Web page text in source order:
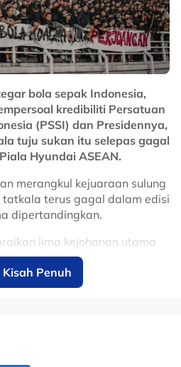
& Hizami
#WhatsKickin
(@fmtoday)
darul ta'zim #JDT
bola sepak Indonesia,
kredibiliti Persatuan
(PSSI) dan Presidennya,
tuju sukan itu selepas gagal
Hyundai ASEAN.
merangkul kejuaraan sulung
terus gagal dalam edisi
dipertandingkan.
lima kejohanan utama
Piala Dunia 2026
Kisah Penuh